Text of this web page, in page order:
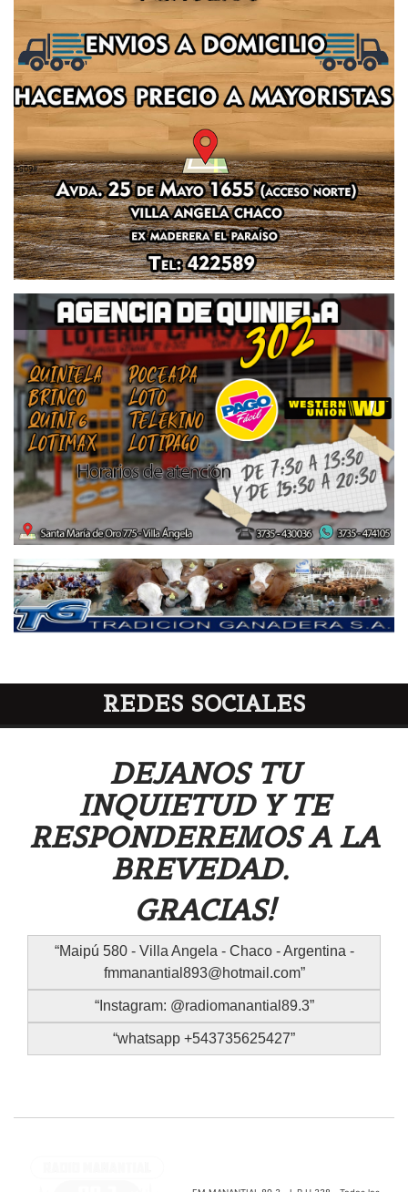
REDES SOCIALES
DEJANOS TU
INQUIETUD Y TE
RESPONDEREMOS A LA
BREVEDAD.
GRACIAS!
Maipú 580 - Villa Angela - Chaco - Argentina -
fmmanantial893@hotmail.com
Instagram: @radiomanantial89.3
whatsapp +543735625427